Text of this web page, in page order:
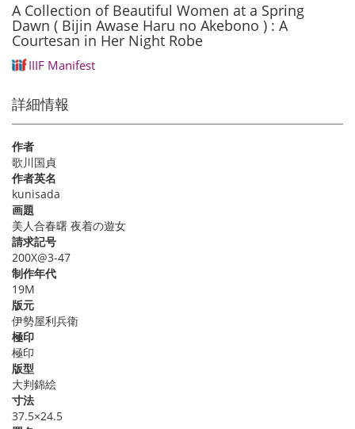
A Collection of Beautiful Women at a Spring
Dawn ( Bijin Awase Haru no Akebono ) : A
Courtesan in Her Night Robe
IIIF Manifest
詳細情報
作者
歌川国貞
作者英名
kunisada
画題
美人合春曙 夜着の遊女
請求記号
200X@3-47
制作年代
19M
版元
伊勢屋利兵衛
極印
極印
版型
大判錦絵
寸法
37.5×24.5